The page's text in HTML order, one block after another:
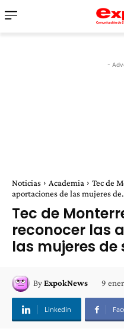
-
Noticias Academia
Tec de
aportaciones de las mujeres
Tec de
reconocer las
las mujeres
ByExpokNews 9
Linkedin